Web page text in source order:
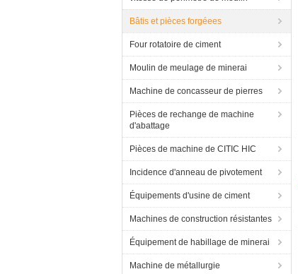
Bâtis et pièces forgéees
Four rotatoire de ciment
Moulin de meulage de minerai
Machine de concasseur de pierres
Pièces de rechange de machine
d'abattage
Pièces de machine de CITIC HIC
Incidence d'anneau de pivotement
Équipements d'usine de ciment
Machines de construction résistantes
Équipement de habillage de minerai
Machine de métallurgie